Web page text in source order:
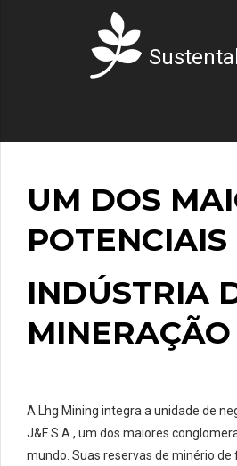
UM DOS
POTENCIAIS
INDÚSTRIA
MINERAÇÃO
A Lhg Mining integra a unidade de
J&F S.A., um dos maiores
mundo. Suas reservas de minério